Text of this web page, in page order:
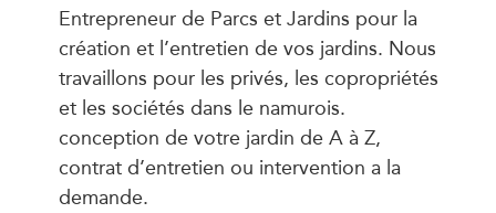
Entrepreneur de Parcs et Jardins pour la
création et l’entretien de vos jardins. Nous
travaillons pour les privés, les copropriétés
et les sociétés dans le namurois.
conception de votre jardin de A à Z,
contrat d’entretien ou intervention a la
demande.